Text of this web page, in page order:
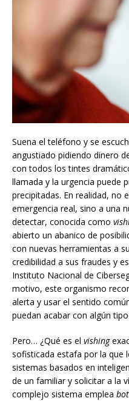
Suena el teléfono y se
angustiado pidiendo dinero
con todos los tintes
llamada y la urgencia puede
precipitadas. En realidad, no
emergencia real, sino a una
detectar, conocida como
abierto un abanico de
con nuevas herramientas a
credibilidad a sus fraudes y
Instituto Nacional de
motivo, este organismo
alerta y usar el sentido
puedan acabar con algún
Pero… ¿Qué es el vishing
sofisticada estafa por la que
sistemas basados en
de un familiar y solicitar a la
complejo sistema emplea